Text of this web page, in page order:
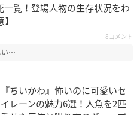
一覧！登場人物の生存状況をわ
8コメント
い⋯
『ちいかわ』怖いのに可愛いセ
イレーンの魅力6選！人魚を2匹